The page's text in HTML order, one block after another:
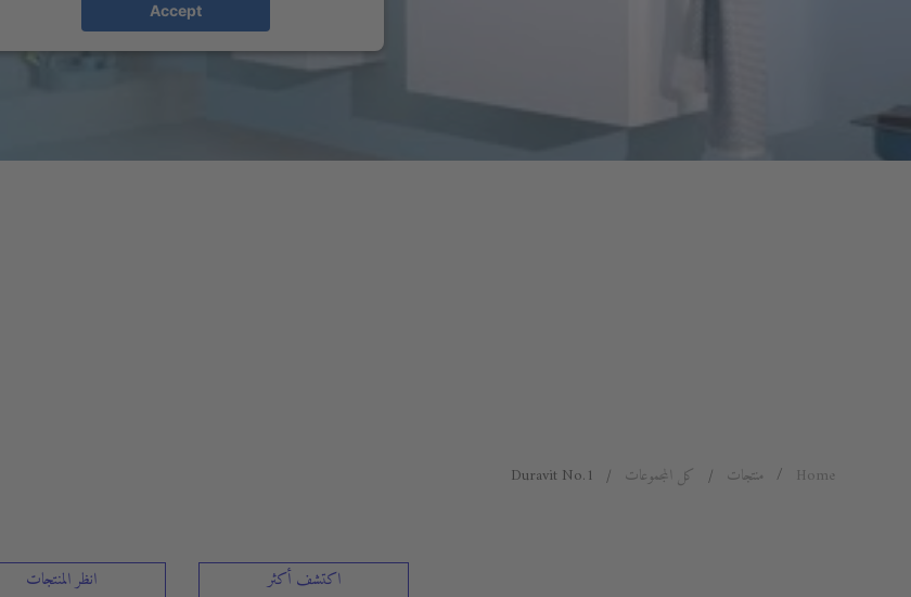
Accept
Home منتجات كل المجموعات Duravit No.1
اكتشف أكثر انظر المنتجات